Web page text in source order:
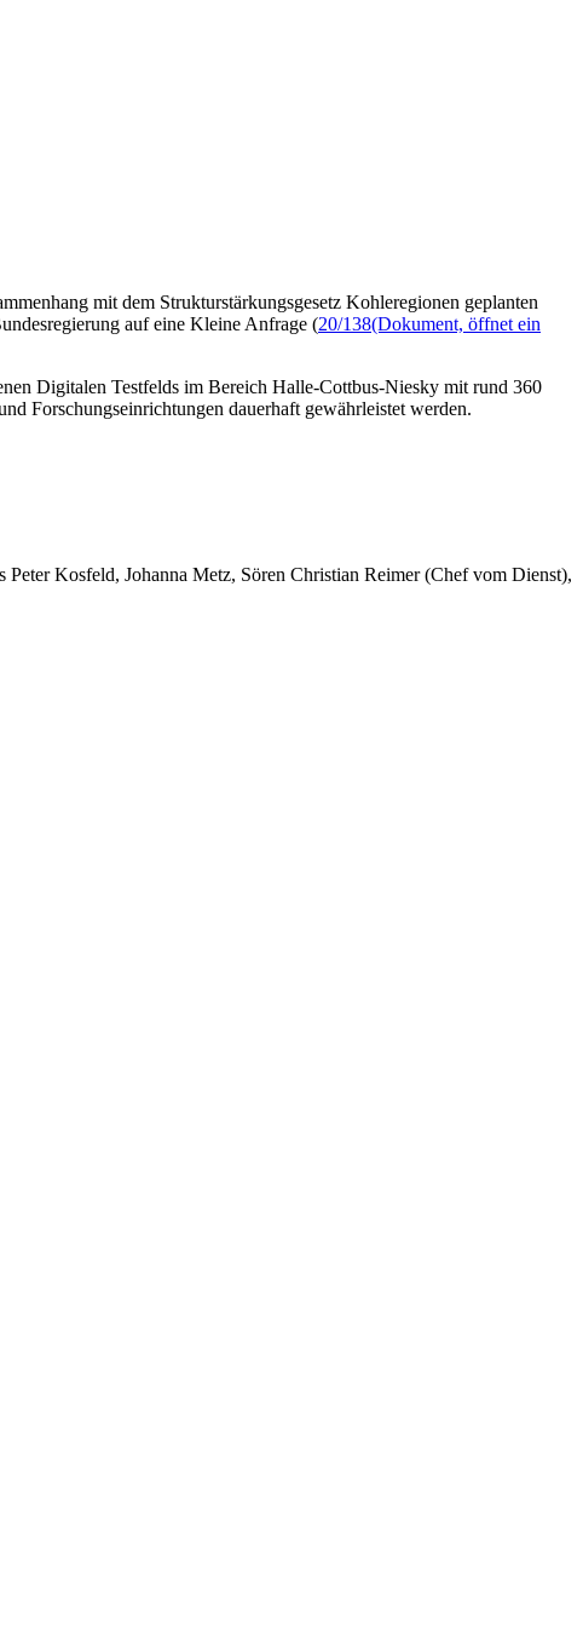
mit dem Strukturstärkungsgesetz Kohleregionen geplanten
auf eine Kleine Anfrage (20/138(Dokument, öffnet ein
Digitalen Testfelds im Bereich Halle-Cottbus-Niesky mit rund 360
Forschungseinrichtungen dauerhaft gewährleistet werden.
Peter Kosfeld, Johanna Metz, Sören Christian Reimer (Chef vom Dienst),